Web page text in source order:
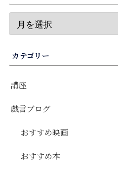
カテゴリー
講座
戯言ブログ
おすすめ映画
おすすめ本